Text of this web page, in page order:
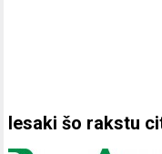
Iesaki šo rakstu